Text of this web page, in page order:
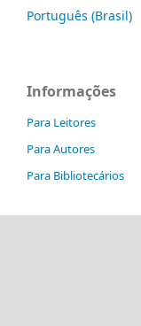
Português (Brasil)
Informações
Para Leitores
Para Autores
Para Bibliotecários